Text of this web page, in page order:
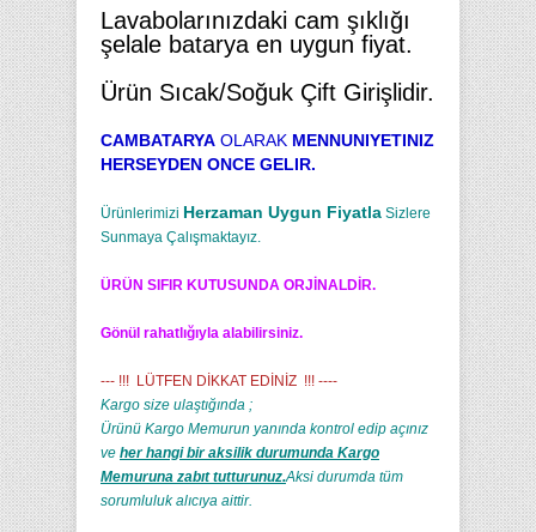
Lavabolarınızdaki cam şıklığı
şelale batarya en uygun fiyat.
Ürün Sıcak/Soğuk Çift Girişlidir.
CAMBATARYA OLARAK MENNUNIYETINIZ
HERSEYDEN ONCE GELIR.
Ürünlerimizi Herzaman Uygun Fiyatla Sizlere
Sunmaya Çalışmaktayız.
ÜRÜN SIFIR KUTUSUNDA ORJİNALDİR.
Gönül rahatlığıyla alabilirsiniz.
--- !!! LÜTFEN DİKKAT EDİNİZ !!! ----
Kargo size ulaştığında ;
Ürünü Kargo Memurun yanında kontrol edip açınız
ve her hangi bir aksilik durumunda Kargo
Memuruna zabıt tutturunuz.Aksi durumda tüm
sorumluluk alıcıya aittir.